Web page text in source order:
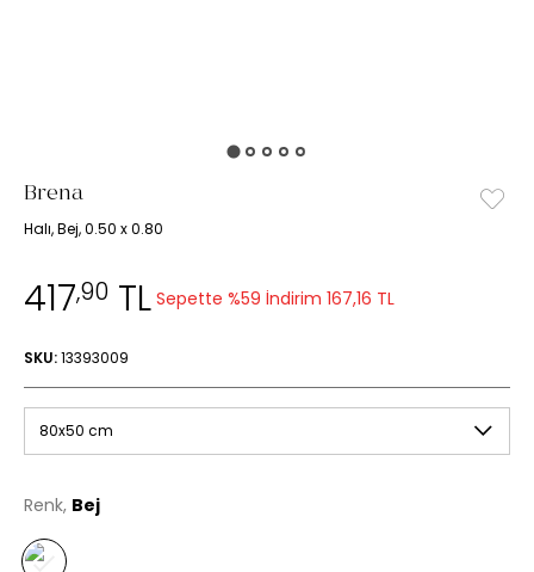
Brena
Halı, Bej, 0.50 x 0.80
417,90 TL Sepette %59 İndirim 167,16 TL
SKU:13393009
80x50 cm
Renk, Bej